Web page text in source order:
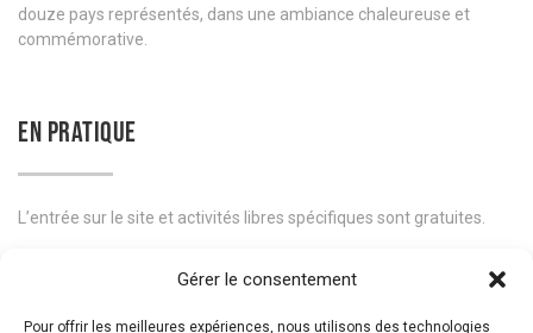
Gérer le consentement
Pour offrir les meilleures expériences, nous utilisons des technologies
douze pays représentés, dans une ambiance chaleureuse et
commémorative.
EN PRATIQUE
L’entrée sur le site et activités libres spécifiques sont gratuites.
reservation@leboisducazier.be